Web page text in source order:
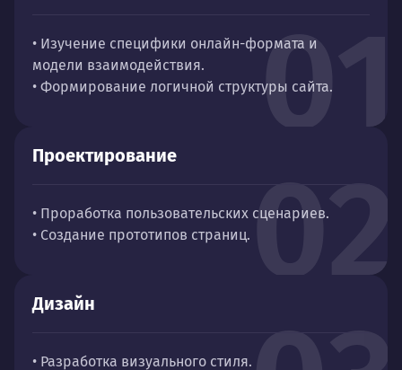
01
• Изучение специфики онлайн-формата и
модели взаимодействия.
• Формирование логичной структуры сайта.
02
Проектирование
• Проработка пользовательских сценариев.
• Создание прототипов страниц.
Дизайн
• Разработка визуального стиля.